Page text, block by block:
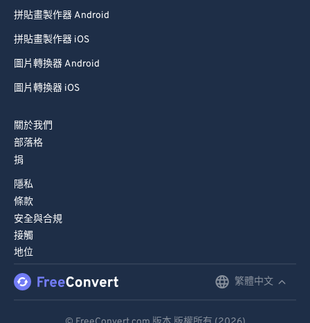
拼貼畫製作器 Android
拼貼畫製作器 iOS
圖片轉換器 Android
圖片轉換器 iOS
關於我們
部落格
捐
隱私
條款
安全與合規
接觸
地位
繁體中文